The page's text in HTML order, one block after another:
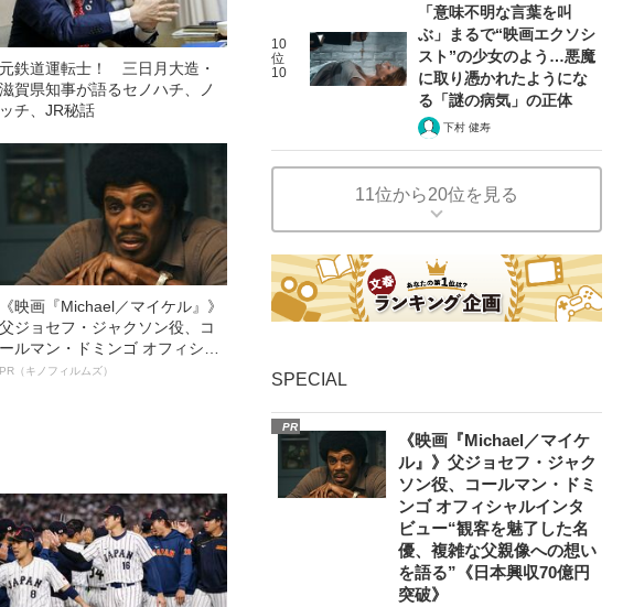
元鉄道運転士！ 三日月大造・
滋賀県知事が語るセノハチ、ノ
ッチ、JR秘話
《映画『Michael／マイケル』》
父ジョセフ・ジャクソン役、コ
ールマン・ドミンゴ オフィシャ
ルインタビュー“観客を魅了した
PR（キノフィルムズ）
10
位
10
「意味不明な言葉を叫
ぶ」まるで“映画エクソシ
スト”の少女のよう…悪魔
に取り憑かれたようにな
る「謎の病気」の正体
下村 健寿
11位から20位を見る
SPECIAL
PR
《映画『Michael／マイケ
ル』》父ジョセフ・ジャク
ソン役、コールマン・ドミ
ンゴ オフィシャルインタ
ビュー“観客を魅了した名
優、複雑な父親像への想い
を語る”《日本興収70億円
突破》